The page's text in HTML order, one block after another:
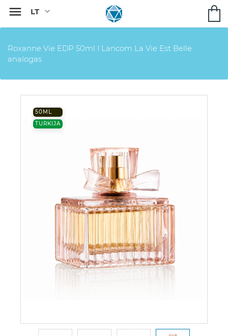

Roxanne Vie EDP 50ml I Lancom La Vie Est Belle
analogas
50ML
TURKIJA